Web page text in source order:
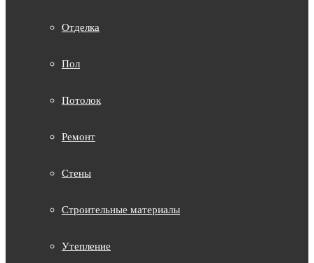
Отделка
Пол
Потолок
Ремонт
Стены
Строительные материалы
Утепление